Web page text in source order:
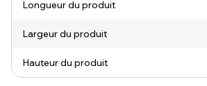
Longueur du produit
Largeur du produit
Hauteur du produit